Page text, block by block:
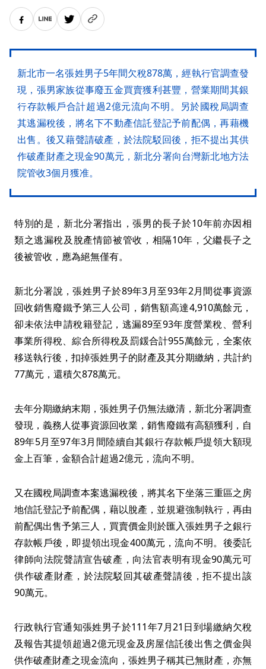
新北市一名張姓男子5年間欠稅878萬，經執行官調查發
現，張男家族從事廢五金買賣獲利甚豐，營業期間其銀
行存款帳戶合計超過2億元流向不明。另於國稅局調查
其逃漏稅後，將名下不動產信託登記予前配偶，再藉機
出售。後又藉聲請破產，於法院駁回後，拒不提出其供
作破產財產之現金90萬元，新北分署向台灣新北地方法
院管收3個月獲准。
特別的是，新北分署指出，張男的長子於10年前亦因相
類之逃漏稅及脫產情節被管收，相隔10年，父繼長子之
後被管收，應為絕無僅有。
新北分署說，張姓男子於89年3月至93年2月間從事資源
回收銷售廢鐵予第三人公司，銷售額高達4,910萬餘元，
卻未依法申請稅籍登記，逃漏89至93年度營業稅、營利
事業所得稅、綜合所得稅及罰鍰合計955萬餘元，全案依
移送執行後，扣掉張姓男子的財產及其分期繳納，共計約
77萬元，還積欠878萬元。
去年分期繳納末期，張姓男子仍無法繳清，新北分署調查
發現，義務人從事資源回收業，銷售廢鐵有高額獲利，自
89年5月至97年3月間陸續自其銀行存款帳戶提領大額現
金上百筆，金額合計超過2億元，流向不明。
又在國稅局調查本案逃漏稅後，將其名下坐落三重區之房
地信託登記予前配偶，藉以脫產，並規避強制執行，再由
前配偶出售予第三人，買賣價金則於匯入張姓男子之銀行
存款帳戶後，即提領出現金400萬元，流向不明。後委託
律師向法院聲請宣告破產，向法官表明有現金90萬元可
供作破產財產，於法院駁回其破產聲請後，拒不提出該
90萬元。
行政執行官通知張姓男子於111年7月21日到場繳納欠稅
及報告其提領超過2億元現金及房屋信託後出售之價金與
供作破產財產之現金流向，張姓男子稱其已無財產，亦無